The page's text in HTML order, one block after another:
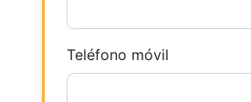
Teléfono móvil